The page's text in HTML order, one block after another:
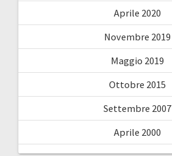
Aprile 2020
Novembre 2019
Maggio 2019
Ottobre 2015
Settembre 2007
Aprile 2000